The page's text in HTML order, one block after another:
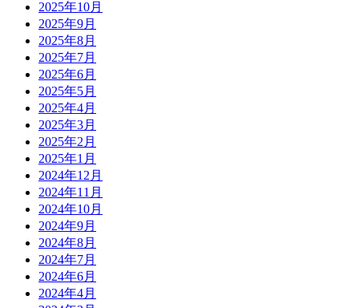
2025年10月
2025年9月
2025年8月
2025年7月
2025年6月
2025年5月
2025年4月
2025年3月
2025年2月
2025年1月
2024年12月
2024年11月
2024年10月
2024年9月
2024年8月
2024年7月
2024年6月
2024年4月